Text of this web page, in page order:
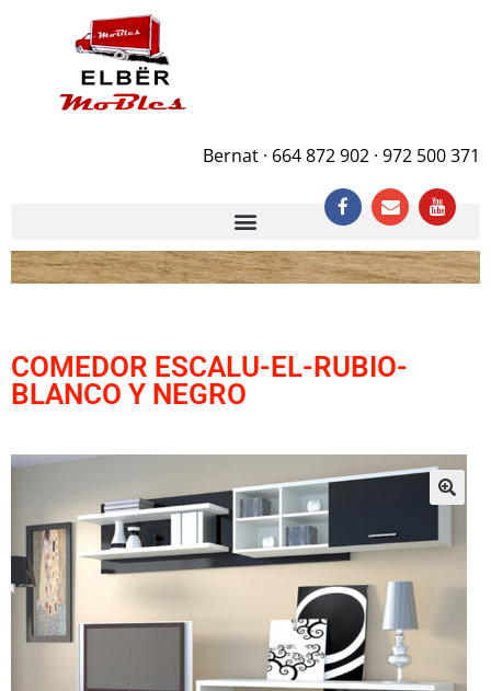
Bernat · 664 872 902 · 972 500 371
COMEDOR ESCALU-EL-RUBIO-
BLANCO Y NEGRO